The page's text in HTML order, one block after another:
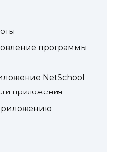
программы
NetSchool
приложения